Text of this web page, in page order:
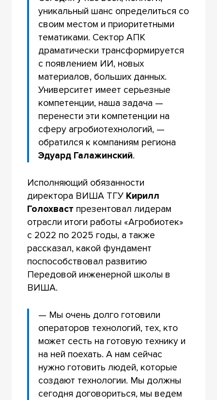
уникальный шанс определиться со
своим местом и приоритетными
тематиками. Сектор АПК
драматически трансформируется
с появлением ИИ, новых
материалов, больших данных.
Университет имеет серьезные
компетенции, наша задача —
перенести эти компетенции на
сферу агробиотехнологий, —
обратился к компаниям региона
Эдуард Галажинский.
Исполняющий обязанности
директора ВИША ТГУ Кирилл
Голохваст презентовал лидерам
отрасли итоги работы «Агробиотек»
с 2022 по 2025 годы, а также
рассказал, какой фундамент
поспособствовал развитию
Передовой инженерной школы в
ВИША.
— Мы очень долго готовили
операторов технологий, тех, кто
может сесть на готовую технику и
на ней поехать. А нам сейчас
нужно готовить людей, которые
создают технологии. Мы должны
сегодня договориться, мы ведем